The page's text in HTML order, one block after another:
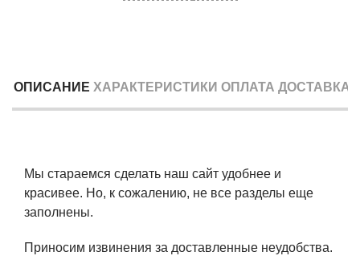
ОПИСАНИЕ ХАРАКТЕРИСТИКИ ОПЛАТА ДОСТАВКА
Мы стараемся сделать наш сайт удобнее и
красивее. Но, к сожалению, не все разделы еще
заполнены.
Приносим извинения за доставленные неудобства.